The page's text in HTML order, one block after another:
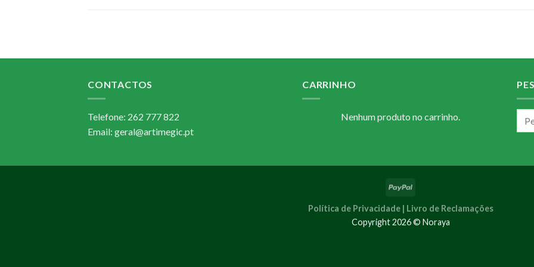
CONTACTOS
Telefone: 262 777 822
Email: geral@artimegic.pt
CARRINHO
Nenhum produto no carrinho.
Política de Privacidade | Livro de Reclamações
Copyright 2026 © Noraya